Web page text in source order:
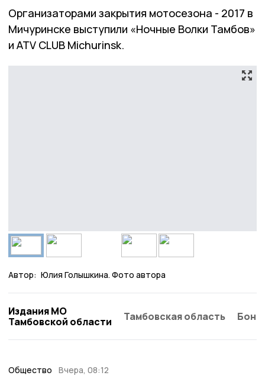
Организаторами закрытия мотосезона - 2017 в
Мичуринске выступили «Ночные Волки Тамбов»
и ATV CLUB Michurinsk.
Автор: Юлия Голышкина. Фото автора
Издания МО
Тамбовской области
Тамбовская область
Общество Вчера, 08:12